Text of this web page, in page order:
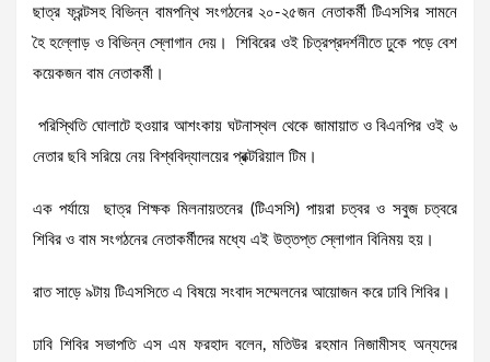
ছাত্র ফ্রন্টসহ বিভিন্ন বামপন্থি সংগঠনের ২০-২৫জন নেতাকর্মী টিএসসির সামনে
হৈ হল্লোড় ও বিভিন্ন স্লোগান দেয়। শিবিরের ওই চিত্রপ্রদর্শনীতে ঢুকে পড়ে বেশ
কয়েকজন বাম নেতাকর্মী।
পরিস্থিতি ঘোলাটে হওয়ার আশংকায় ঘটনাস্থল থেকে জামায়াত ও বিএনপির ওই ৬
নেতার ছবি সরিয়ে নেয় বিশ্ববিদ্যালয়ের প্রক্টরিয়াল টিম।
এক পর্যায়ে ছাত্র শিক্ষক মিলনায়তনের (টিএসসি) পায়রা চত্বর ও সবুজ চত্বরে
শিবির ও বাম সংগঠনের নেতাকর্মীদের মধ্যে এই উত্তপ্ত স্লোগান বিনিময় হয়।
রাত সাড়ে ৯টায় টিএসসিতে এ বিষয়ে সংবাদ সম্মেলনের আয়োজন করে ঢাবি শিবির।
ঢাবি শিবির সভাপতি এস এম ফরহাদ বলেন, মতিউর রহমান নিজামীসহ অন্যদের